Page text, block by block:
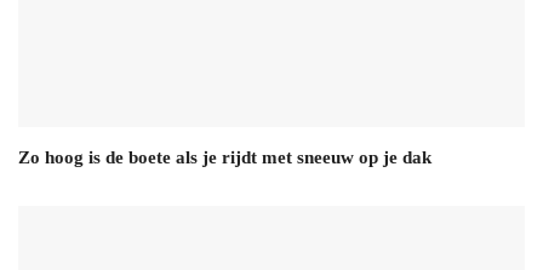
Zo hoog is de boete als je rijdt met sneeuw op je dak